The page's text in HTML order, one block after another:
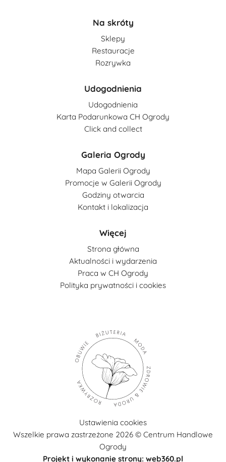
Na skróty
Sklepy
Restauracje
Rozrywka
Udogodnienia
Udogodnienia
Karta Podarunkowa CH Ogrody
Click and collect
Galeria Ogrody
Mapa Galerii Ogrody
Promocje w Galerii Ogrody
Godziny otwarcia
Kontakt i lokalizacja
Więcej
Strona główna
Aktualności i wydarzenia
Praca w CH Ogrody
Polityka prywatności i cookies
Ustawienia cookies
Wszelkie prawa zastrzeżone 2026 © Centrum Handlowe
Ogrody
Projekt i wykonanie strony: web360.pl